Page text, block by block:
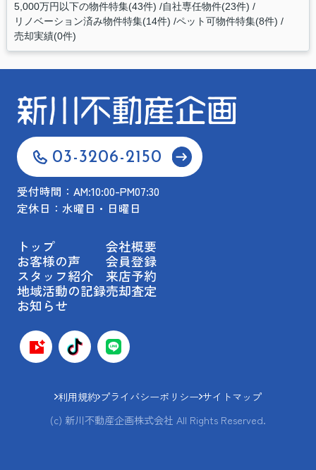
5,000万円以下の物件特集(43件) 自社専任物件(23件)
リノベーション済み物件特集(14件) ペット可物件特集(8件)
売却実績(0件)
03-3206-2150
受付時間：AM:10:00-PM07:30
定休日：水曜日・日曜日
トップ
お客様の声
スタッフ紹介
地域活動の記録
お知らせ
会社概要
会員登録
来店予約
売却査定
利用規約 プライバシーポリシー サイトマップ
(c) 新川不動産企画株式会社 All Rights Reserved.